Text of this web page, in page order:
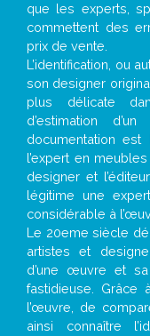
que les experts,
commettent des
prix de vente.
L’identification, ou
son designer
plus délicate
d’estimation
documentation
l’expert en
designer et
légitime une
considérable à
Le 20eme siècle
artistes et
d’une œuvre et
fastidieuse. Grâce
l’œuvre, de
ainsi connaître